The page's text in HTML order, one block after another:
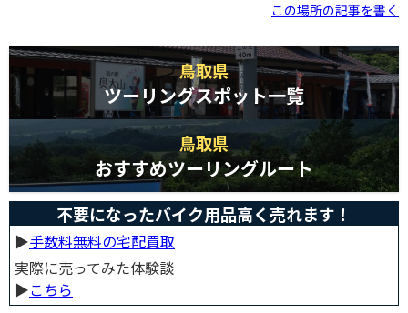
この場所の記事を書く
鳥取県
ツーリングスポット一覧
鳥取県
おすすめツーリングルート
不要になったバイク用品高く売れます！
▶︎手数料無料の宅配買取
実際に売ってみた体験談
▶︎こちら